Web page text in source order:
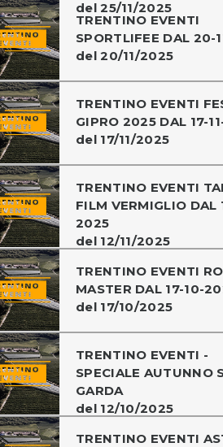
del 25/11/2025
TRENTINO EVENTI
SPORTLIFEE DAL 20-
del 20/11/2025
TRENTINO EVENTI
GIPRO 2025 DAL 17-
del 17/11/2025
TRENTINO EVENTI
FILM VERMIGLIO DAL
2025
del 12/11/2025
TRENTINO EVENTI
MASTER DAL 17-10-
del 17/10/2025
TRENTINO EVENTI -
SPECIALE AUTUNNO
GARDA
del 12/10/2025
TRENTINO EVENTI